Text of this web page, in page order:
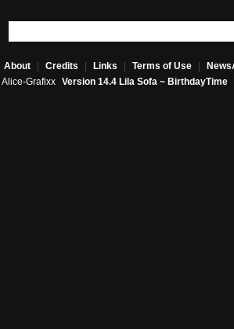
About Credits Links Terms of Use
Alice-Grafixx Version 14.4 Lila Sofa ~ BirthdayTime